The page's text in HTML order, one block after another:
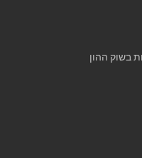
בשוק ההון